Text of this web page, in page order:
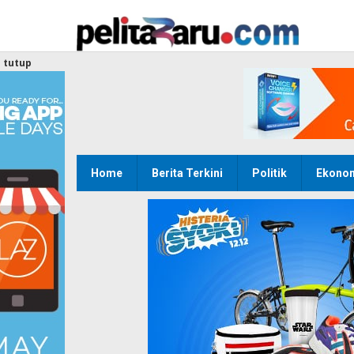
Home Berita Terkini Politik
tutup